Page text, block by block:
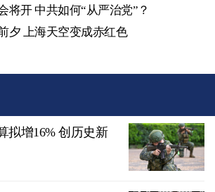
将开 中共如何“从严治党”？
夕 上海天空变成赤红色
拟增16% 创历史新